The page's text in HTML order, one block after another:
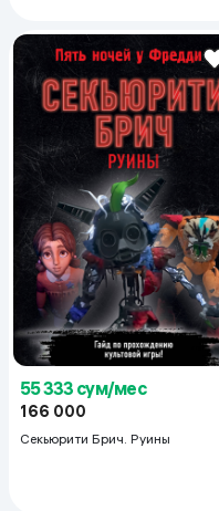
55 333 сум/мес
166 000
Секьюрити Брич. Руины